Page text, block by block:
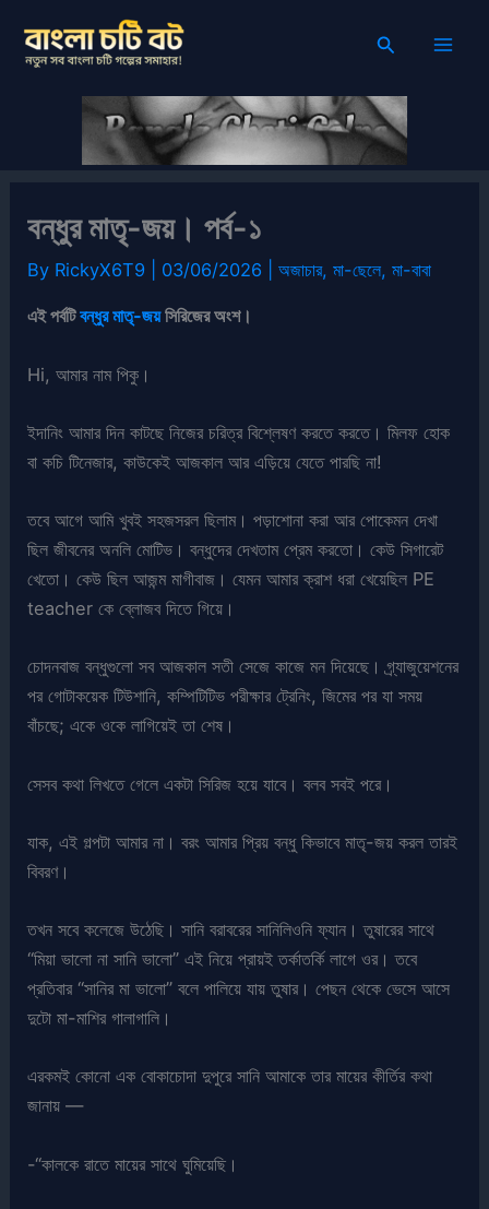
content
Search
বন্ধুর মাতৃ-জয়। পর্ব-১
By RickyX6T9 03/06/2026 |অজাচার,মা-ছেলে,মা-বাবা
এই পর্বটিবন্ধুর মাতৃ-জয়সিরিজের অংশ।
Hi, আমার নাম পিকু।
ইদানিং আমার দিন কাটছে নিজের চরিত্র বিশ্লেষণ করতে করতে। মিলফ হোক
বা কচি টিনেজার, কাউকেই আজকাল আর এড়িয়ে যেতে পারছি না!
তবে আগে আমি খুবই সহজসরল ছিলাম। পড়াশোনা করা আর পোকেমন দেখা
ছিল জীবনের অনলি মোটিভ। বন্ধুদের দেখতাম প্রেম করতো। কেউ সিগারেট
খেতো। কেউ ছিল আজন্ম মাগীবাজ। যেমন আমার ক্রাশ ধরা খেয়েছিল PE
teacher কে ব্লোজব দিতে গিয়ে।
চোদনবাজ বন্ধুগুলো সব আজকাল সতী সেজে কাজে মন দিয়েছে। গ্র্যাজুয়েশনের
পর গোটাকয়েক টিউশানি, কম্পিটিটিভ পরীক্ষার ট্রেনিং, জিমের পর যা সময়
বাঁচছে; একে ওকে লাগিয়েই তা শেষ।
সেসব কথা লিখতে গেলে একটা সিরিজ হয়ে যাবে। বলব সবই পরে।
যাক, এই গল্পটা আমার না। বরং আমার প্রিয় বন্ধু কিভাবে মাতৃ-জয় করল তারই
বিবরণ।
তখন সবে কলেজে উঠেছি। সানি বরাবরের সানিলিওনি ফ্যান। তুষারের সাথে
“মিয়া ভালো না সানি ভালো” এই নিয়ে প্রায়ই তর্কাতর্কি লাগে ওর। তবে
প্রতিবার “সানির মা ভালো” বলে পালিয়ে যায় তুষার। পেছন থেকে ভেসে আসে
দুটো মা-মাশির গালাগালি।
এরকমই কোনো এক বোকাচোদা দুপুরে সানি আমাকে তার মায়ের কীর্তির কথা
জানায় —
-“কালকে রাতে মায়ের সাথে ঘুমিয়েছি।